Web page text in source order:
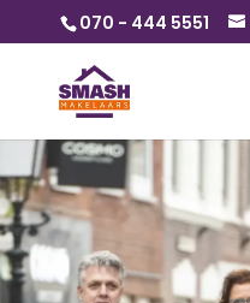
070 - 444 5551